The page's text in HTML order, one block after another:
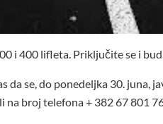
i 400 lifleta. Priključite se i
da se, do ponedeljka 30. juna,
na broj telefona + 382 67 801